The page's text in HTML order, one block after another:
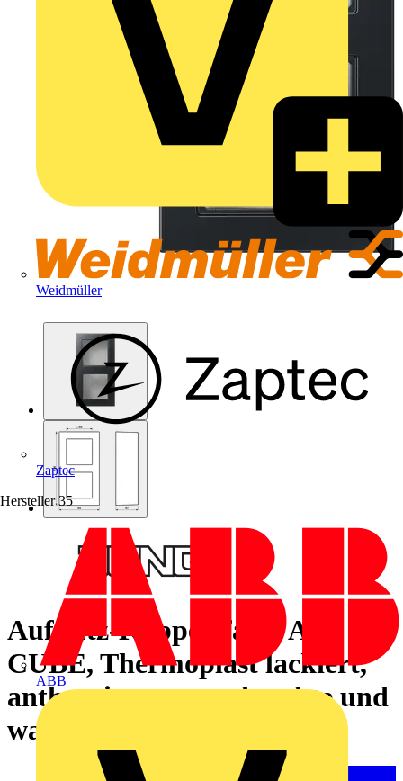
Weidmüller
Zaptec
Hersteller 35
ABB
Aufputz-Kappe 2fach, A
CUBE, Thermoplast lackiert,
anthrazit matt, senkrechte und
waagerechte Montage